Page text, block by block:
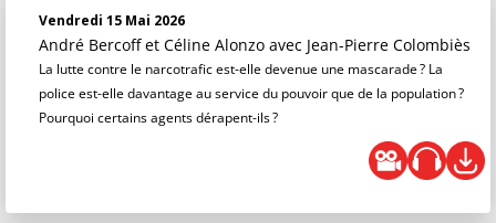
Vendredi 15 Mai 2026
André Bercoff et Céline Alonzo avec Jean-Pierre Colombiès
La lutte contre le narcotrafic est-elle devenue une mascarade ? La
police est-elle davantage au service du pouvoir que de la population ?
Pourquoi certains agents dérapent-ils ?